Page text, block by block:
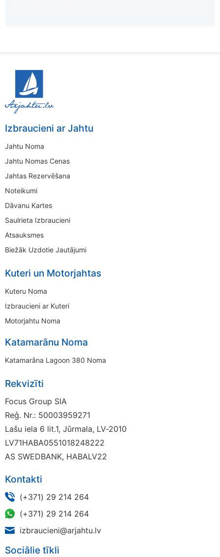
Izbraucieni ar Jahtu
Jahtu Noma
Jahtu Nomas Cenas
Jahtas Rezervēšana
Noteikumi
Dāvanu Kartes
Saulrieta Izbraucieni
Atsauksmes
Biežāk Uzdotie Jautājumi
Kuteri un Motorjahtas
Kuteru Noma
Izbraucieni ar Kuteri
Motorjahtu Noma
Katamarānu Noma
Katamarāna Lagoon 380 Noma
Rekvizīti
Focus Group SIA
Reģ. Nr.: 50003959271
Lašu iela 6 lit.1, Jūrmala, LV-2010
LV71HABA0551018248222
AS SWEDBANK, HABALV22
Kontakti
(+371) 29 214 264
(+371) 29 214 264
izbraucieni@arjahtu.lv
Sociālie tīkli